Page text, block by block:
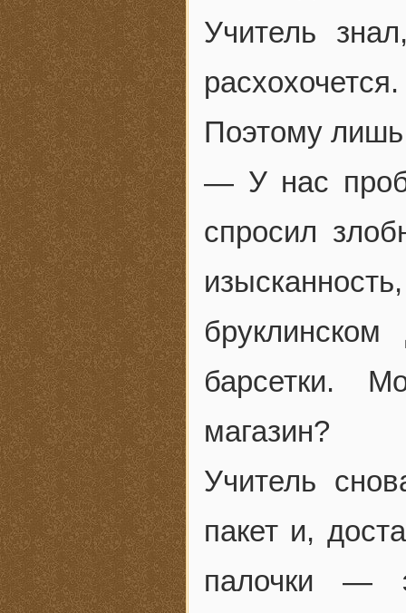
Учитель
расхохочется.
Поэтому
— У нас
спросил
барсетки.
магазин?
Учитель
пакет и,
палочки —